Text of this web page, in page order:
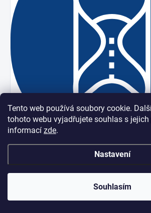
Tento web používá soubory cookie.
tohoto webu vyjadřujete souhlas s
informací zde.
Nastavení
Souhlasím
Časovač varné desky
Indukční varné desky MORA